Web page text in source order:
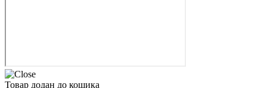
Товар додан до кошика